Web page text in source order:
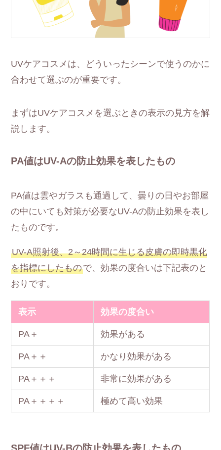
UVケアコスメは、どういったシーンで使うのかに
合わせて選ぶのが重要です。
まずはUVケアコスメを選ぶときの表示の見方を解
説します。
PA値はUV-Aの防止効果を表したもの
PA値は雲やガラスも通過して、曇りの日やお部屋
の中にいても対策が必要なUV-Aの防止効果を表し
たものです。
UV-A照射後、2～24時間に生じる皮膚の即時黒化
を指標にしたもので、効果の度合いは下記表のと
おりです。
表示 効果の度合い
PA＋ 効果がある
PA＋＋ かなり効果がある
PA＋＋＋ 非常に効果がある
PA＋＋＋＋ 極めて高い効果